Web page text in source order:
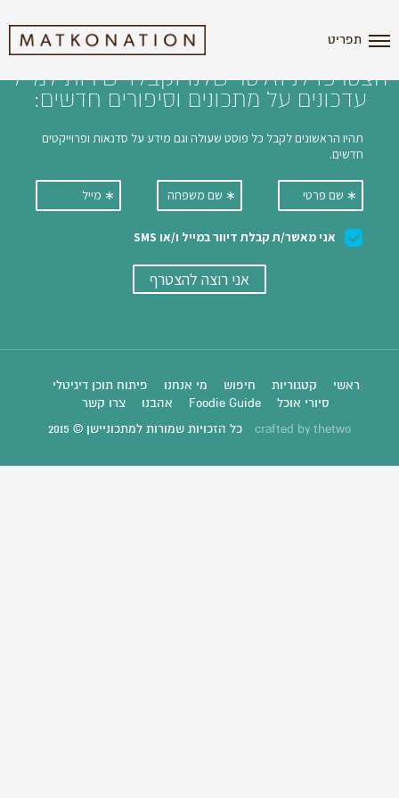
תפריט
הצטרפו לניוזלטר שלנו וקבלו ישירות למייל
עדכונים על מתכונים וסיפורים חדשים:
ראשי קטגוריות חיפוש מי אנחנו
פיתוח תוכן דיגיטלי
סיורי אוכל
Foodie Guide אהבנו צרו קשר
crafted by thetwo כל הזכויות שמורות למתכוניישן © 2015